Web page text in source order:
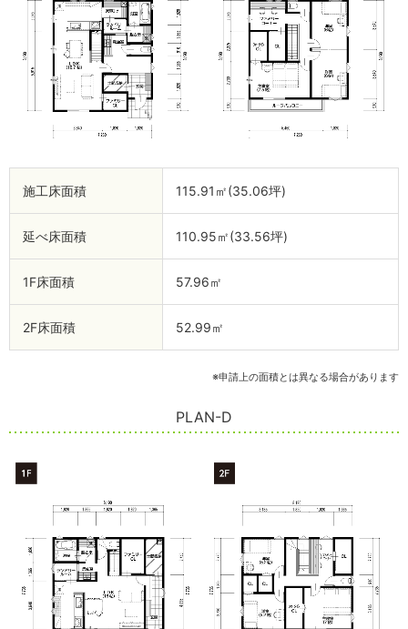
施工床面積 115.91㎡(35.06坪)
延べ床面積 110.95㎡(33.56坪)
1F床面積 57.96㎡
2F床面積 52.99㎡
※申請上の面積とは異なる場合があります
PLAN-D